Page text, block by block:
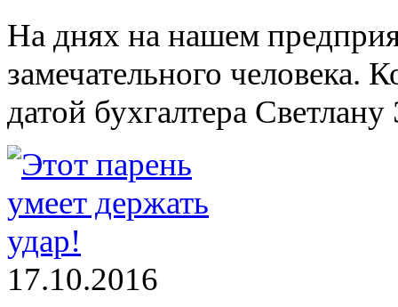
На днях на нашем
замечательного человека.
датой бухгалтера
17.10.2016